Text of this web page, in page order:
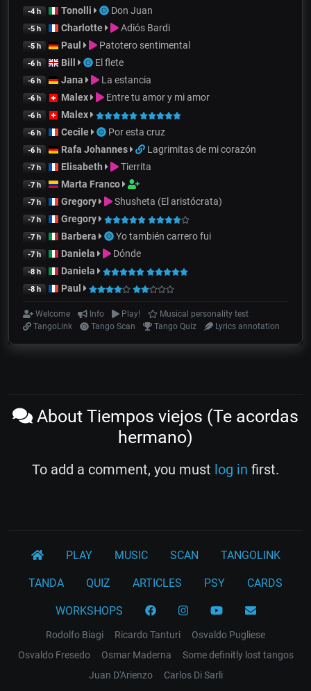
-4 h Tonolli Don Juan
-5 h Charlotte Adiós Bardi
-5 h Paul Patotero sentimental
-6 h Bill El flete
-6 h Jana La estancia
-6 h Malex Entre tu amor y mi amor
-6 h Malex
-6 h Cecile Por esta cruz
-6 h Rafa Johannes Lagrimitas de mi corazón
-7 h Elisabeth Tierrita
-7 h Marta Franco
-7 h Gregory Shusheta (El aristócrata)
-7 h Gregory
-7 h Barbera Yo también carrero fui
-7 h Daniela Dónde
-8 h Daniela
-8 h Paul
Welcome Info Play!
Musical personality test
TangoLink
Tango Scan Tango Quiz Lyrics annotation
About Tiempos viejos (Te acordas
hermano)
To add a comment, you must log in first.
PLAY MUSIC SCAN TANGOLINK
TANDA QUIZ ARTICLES PSY CARDS
WORKSHOPS
Rodolfo Biagi Ricardo Tanturi
Osvaldo Pugliese
Osvaldo Fresedo
Osmar Maderna
Some definitly lost tangos
Juan D'Arienzo
Carlos Di Sarli